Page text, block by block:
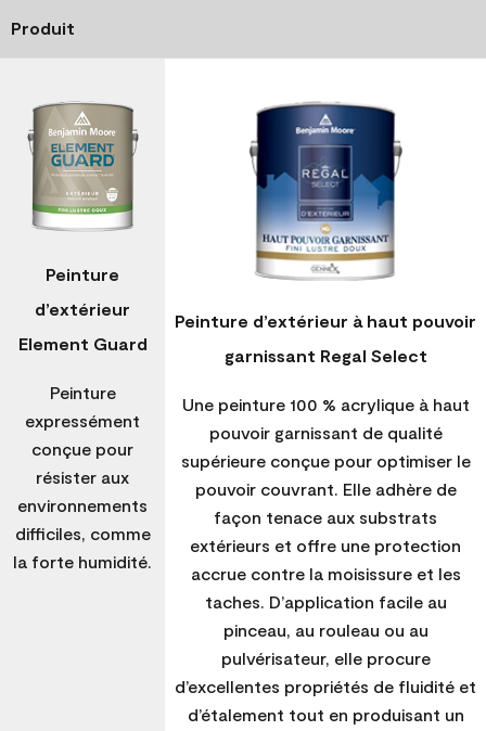
Produit
Peinture
d’extérieur
Element Guard
Peinture
expressément
conçue pour
résister aux
environnements
difficiles, comme
la forte humidité.
Peinture d’extérieur à haut pouvoir
garnissant Regal Select
Une peinture 100 % acrylique à haut
pouvoir garnissant de qualité
supérieure conçue pour optimiser le
pouvoir couvrant. Elle adhère de
façon tenace aux substrats
extérieurs et offre une protection
accrue contre la moisissure et les
taches. D’application facile au
pinceau, au rouleau ou au
pulvérisateur, elle procure
d’excellentes propriétés de fluidité et
d’étalement tout en produisant un